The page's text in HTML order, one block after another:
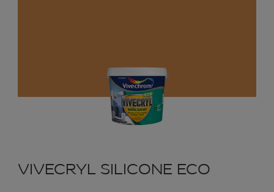
VIVECRYL SILICONE ECO